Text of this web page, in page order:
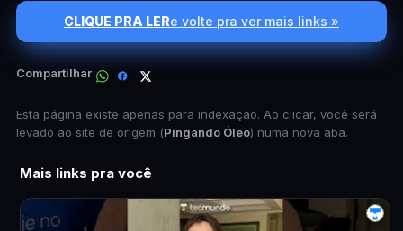
CLIQUE PRA LERe volte pra ver mais links »
Compartilhar
Esta página existe apenas para indexação. Ao clicar, você será
levado ao site de origem (Pingando Óleo) numa nova aba.
Mais links pra você